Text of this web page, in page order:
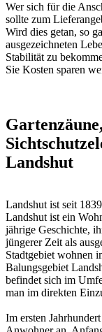
Wer sich für die
sollte zum
Wird dies getan, so
ausgezeichneten
Stabilität zu
Sie Kosten sparen
Landshut
Landshut ist seit
Landshut ist ein
jährige Geschichte,
jüngerer Zeit als
Stadtgebiet wohnen
Balungsgebiet
befindet sich im
man im direkten
Im ersten